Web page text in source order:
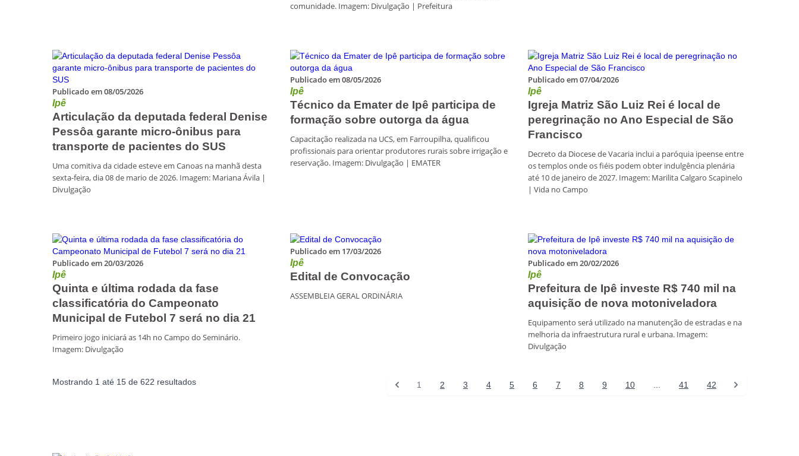
comunidade. Imagem: Divulgação | Prefeitura
Publicado em 08/05/2026
Ipê
Articulação da deputada federal Denise
Pessôa garante micro-ônibus para
transporte de pacientes do SUS
Uma comitiva da cidade esteve em Canoas na manhã desta
sexta-feira, dia 08 de mario de 2026. Imagem: Mariana Ávila |
Divulgação
Publicado em 08/05/2026
Ipê
Técnico da Emater de Ipê participa de
formação sobre outorga da água
Capacitação realizada na UCS, em Farroupilha, qualificou
profissionais para orientar produtores rurais sobre irrigação e
reservação. Imagem: Divulgação | EMATER
Publicado em 07/04/2026
Ipê
Igreja Matriz São Luiz Rei é local de
peregrinação no Ano Especial de São
Francisco
Decreto da Diocese de Vacaria inclui a paróquia ipeense entre
os templos onde os fiéis podem obter indulgência plenária
até 10 de janeiro de 2027. Imagem: Marilita Calgaro Scapinelo
| Vida no Campo
Publicado em 20/03/2026
Ipê
Quinta e última rodada da fase
classificatória do Campeonato
Municipal de Futebol 7 será no dia 21
Primeiro jogo iniciará as 14h no Campo do Seminário.
Imagem: Divulgação
Publicado em 17/03/2026
Ipê
Edital de Convocação
ASSEMBLEIA GERAL ORDINÁRIA
Publicado em 20/02/2026
Ipê
Prefeitura de Ipê investe R$ 740 mil na
aquisição de nova motoniveladora
Equipamento será utilizado na manutenção de estradas e na
melhoria da infraestrutura rural e urbana. Imagem:
Divulgação
Mostrando 1 até 15 de 622 resultados 1 2 3 4 5 6 7 8 9 10 41 42